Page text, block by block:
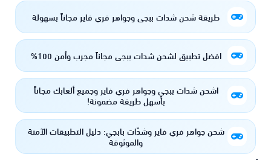
طريقة شحن شدات ببجي وجواهر فري فاير مجاناً بسهولة
افضل تطبيق لشحن شدات ببجي مجاناً مجرب وأمن 100%
اشحن شدات ببجي وجواهر فري فاير وجميع ألعابك مجاناً
بأسهل طريقة مضمونة!
شحن جواهر فري فاير وشدّات بابجي: دليل التطبيقات الآمنة
والموثوقة